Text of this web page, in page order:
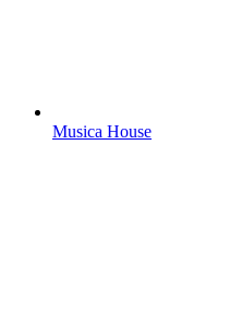
Musica House